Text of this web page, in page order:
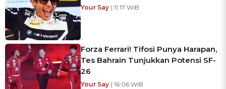
Your Say | 11:17 WIB
Forza Ferrari! Tifosi Punya Harapan,
Tes Bahrain Tunjukkan Potensi SF-
26
Your Say | 16:06 WIB